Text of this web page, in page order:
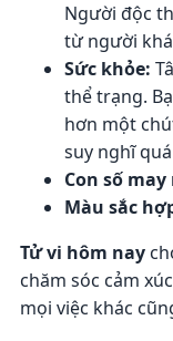
Người độc
từ người
Sức khỏe:
thể trạng.
hơn một
suy nghĩ
Con số
Màu sắc
Tử vi hôm nay
chăm sóc cảm
mọi việc khác